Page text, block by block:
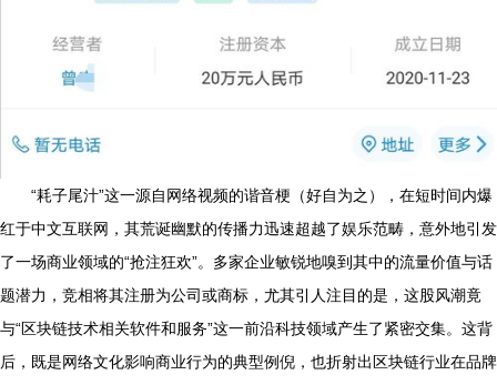
“耗子尾汁”这一源自网络视频的谐音梗（好自为之），在短时间内爆
红于中文互联网，其荒诞幽默的传播力迅速超越了娱乐范畴，意外地引发
了一场商业领域的“抢注狂欢”。多家企业敏锐地嗅到其中的流量价值与话
题潜力，竞相将其注册为公司或商标，尤其引人注目的是，这股风潮竟
与“区块链技术相关软件和服务”这一前沿科技领域产生了紧密交集。这背
后，既是网络文化影响商业行为的典型例倪，也折射出区块链行业在品牌